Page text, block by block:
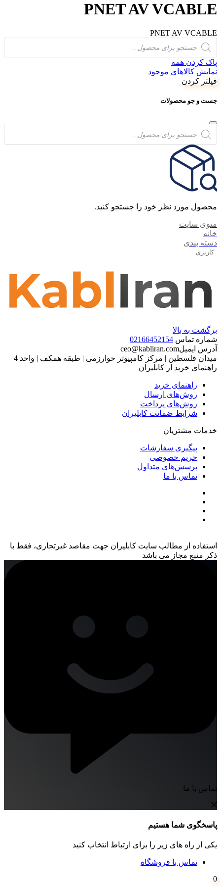
PNET AV VCABLE
PNET AV VCABLE
Products
search
پاک کردن همه
نمایش کالاهای موجود
فیلتر کردن
جست و جو محصولات
Products
search
محصول مورد نظر خود را جستجو کنید.
منوی سایت
خانه
دسته بندی
کاربری
برگشت به بالا
شماره تماس 02166452154
آدرس ایمیلceo@kabliran.com
میدان فلسطین | مرکز کامپیوتر خوارزمی | طبقه همکف | واحد 4
راهنمای خرید از کابلیران
راهنمای خرید
روش‌های ارسال
روش‌های پرداخت
شرایط ضمانت کابلیران
خدمات مشتریان
پیگیری سفارشات
حریم خصوصی
پرسش‌های متداول
تماس با ما
استفاده از مطالب سایت کابلیران جهت مقاصد غیرتجاری، فقط با
ذکر منبع مجاز می باشد
تماس با ما
پاسخگوی شما هستیم
یکی از راه های زیر را برای ارتباط انتخاب کنید
تماس با فروشگاه
0